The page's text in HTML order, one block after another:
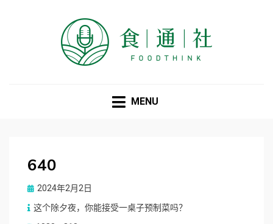
MENU
640
Posted
2024年2月2日
这个除夕夜，你能接受一桌子预制菜吗？